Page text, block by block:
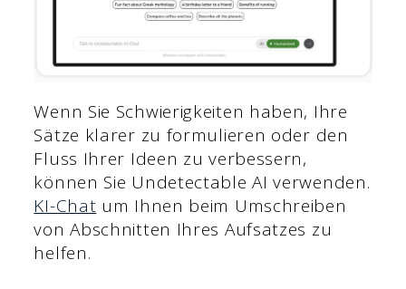
Wenn Sie Schwierigkeiten haben, Ihre
Sätze klarer zu formulieren oder den
Fluss Ihrer Ideen zu verbessern,
können Sie Undetectable AI verwenden.
KI-Chat um Ihnen beim Umschreiben
von Abschnitten Ihres Aufsatzes zu
helfen.